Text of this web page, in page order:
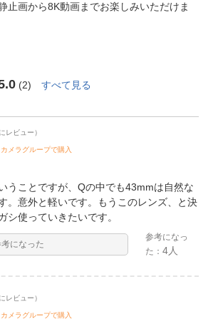
止画から8K動画までお楽しみいただけま
(2) すべて見る
レビュー）
カメラグループで購入
うことですが、Qの中でも43mmは自然な
。意外と軽いです。もうこのレンズ、と決
シ使っていきたいです。
になった
参考になっ
た：4人
レビュー）
カメラグループで購入